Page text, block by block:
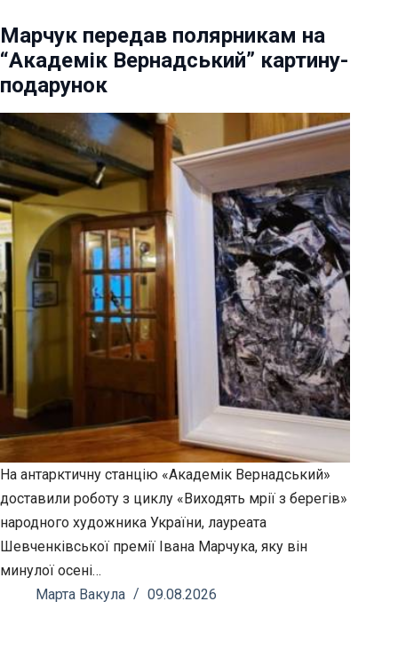
Марчук передав полярникам на
“Академік Вернадський” картину-
подарунок
На антарктичну станцію «Академік Вернадський»
доставили роботу з циклу «Виходять мрії з берегів»
народного художника України, лауреата
Шевченківської премії Івана Марчука, яку він
минулої осені…
Марта Вакула
09.08.2026